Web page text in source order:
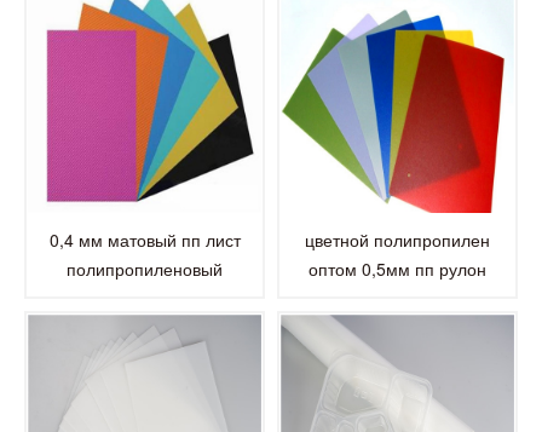
вакуумной формовки
0,4 мм матовый пп лист
полипропиленовый
канцелярских
принадлежностей
цветной полипропилен
оптом 0,5мм пп рулон